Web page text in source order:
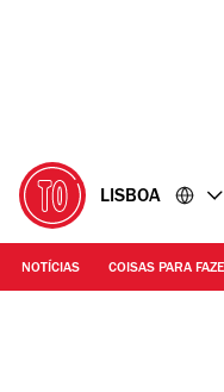
LISBOA
NOTÍCIAS COISAS PARA